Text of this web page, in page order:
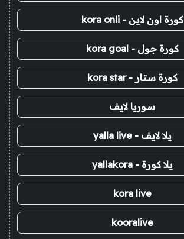
كورة اون لاين - kora onli
كورة جول - kora goal
كورة ستار - kora star
سوريا لايف
يلا لايف - yalla live
يلا كورة - yallakora
kora live
kooralive